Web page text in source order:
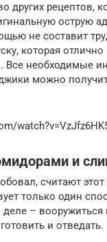
других рецептов,
острую
не составит
которая
необходимые
можно
и
считают
только один
деле –
и отведать.